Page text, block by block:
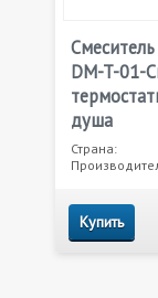
DM-T-01-
душа
Страна:
Купить